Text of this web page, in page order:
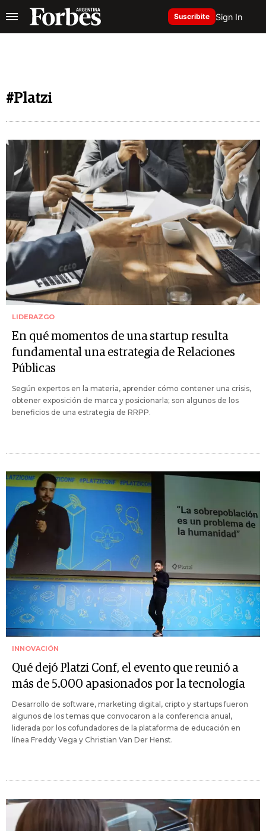
Suscribite Sign In
#Platzi
LIDERAZGO
En qué momentos de una startup resulta
fundamental una estrategia de Relaciones
Públicas
Según expertos en la materia, aprender cómo contener una crisis,
obtener exposición de marca y posicionarla; son algunos de los
beneficios de una estrategia de RRPP.
INNOVACIÓN
Qué dejó Platzi Conf, el evento que reunió a
más de 5.000 apasionados por la tecnología
Desarrollo de software, marketing digital, cripto y startups fueron
algunos de los temas que convocaron a la conferencia anual,
liderada por los cofundadores de la plataforma de educación en
línea Freddy Vega y Christian Van Der Henst.